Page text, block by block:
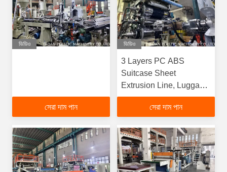
ভিডিও
সেরা দাম পান
ভিডিও
3 Layers PC ABS
Suitcase Sheet
Extrusion Line, Luggage
Sheet Extrusion
Machine Production Line
সেরা দাম পান